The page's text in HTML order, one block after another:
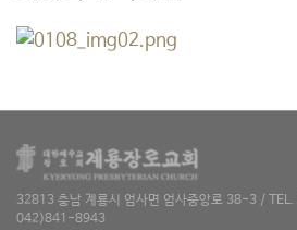
32813 충남 계룡시 엄사면 엄사중앙로 38-3 /
042)841-8943